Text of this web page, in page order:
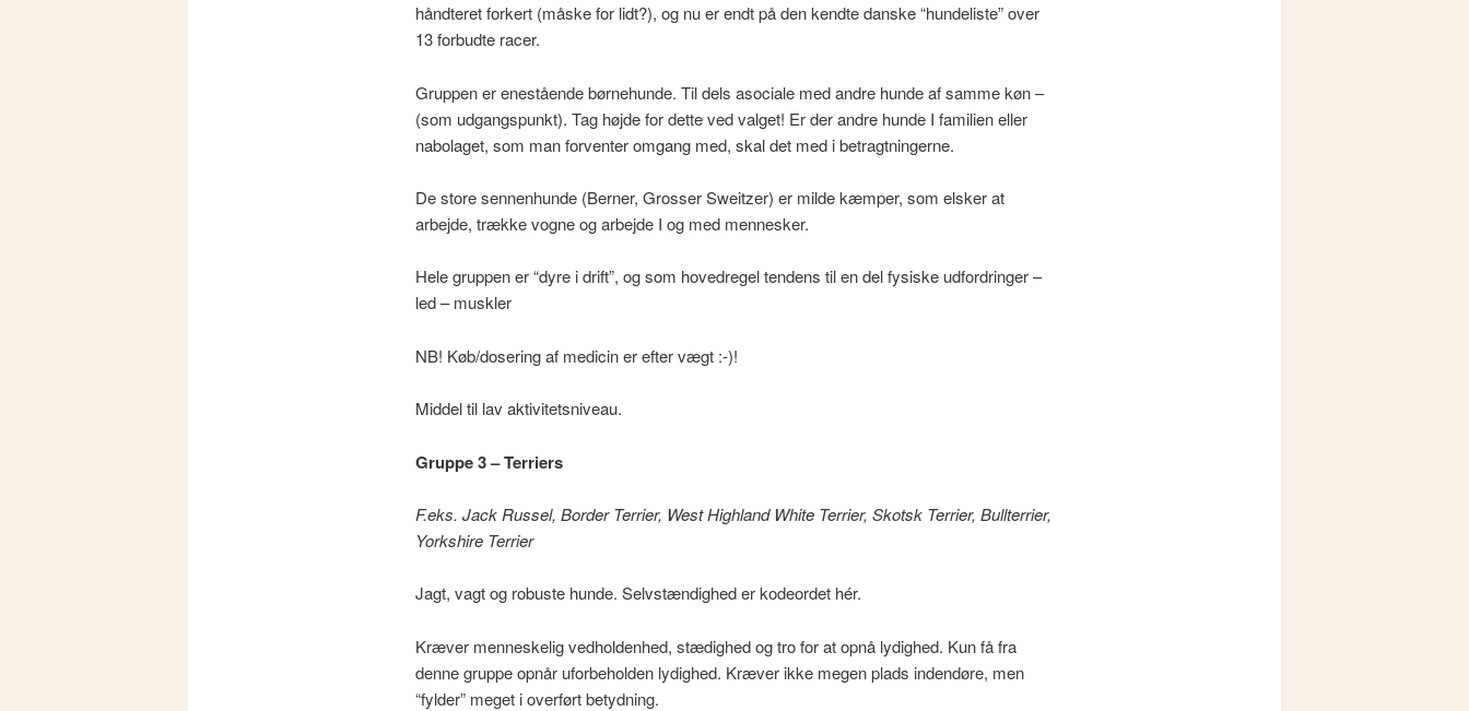
håndteret forkert (måske for lidt?), og nu er endt på den kendte danske “hundeliste” over
13 forbudte racer.
Gruppen er enestående børnehunde. Til dels asociale med andre hunde af samme køn –
(som udgangspunkt). Tag højde for dette ved valget! Er der andre hunde I familien eller
nabolaget, som man forventer omgang med, skal det med i betragtningerne.
De store sennenhunde (Berner, Grosser Sweitzer) er milde kæmper, som elsker at
arbejde, trække vogne og arbejde I og med mennesker.
Hele gruppen er “dyre i drift”, og som hovedregel tendens til en del fysiske udfordringer –
led – muskler
NB! Køb/dosering af medicin er efter vægt :-)!
Middel til lav aktivitetsniveau.
Gruppe 3 – Terriers
F.eks. Jack Russel, Border Terrier, West Highland White Terrier, Skotsk Terrier, Bullterrier,
Yorkshire Terrier
Jagt, vagt og robuste hunde. Selvstændighed er kodeordet hér.
Kræver menneskelig vedholdenhed, stædighed og tro for at opnå lydighed. Kun få fra
denne gruppe opnår uforbeholden lydighed. Kræver ikke megen plads indendøre, men
“fylder” meget i overført betydning.